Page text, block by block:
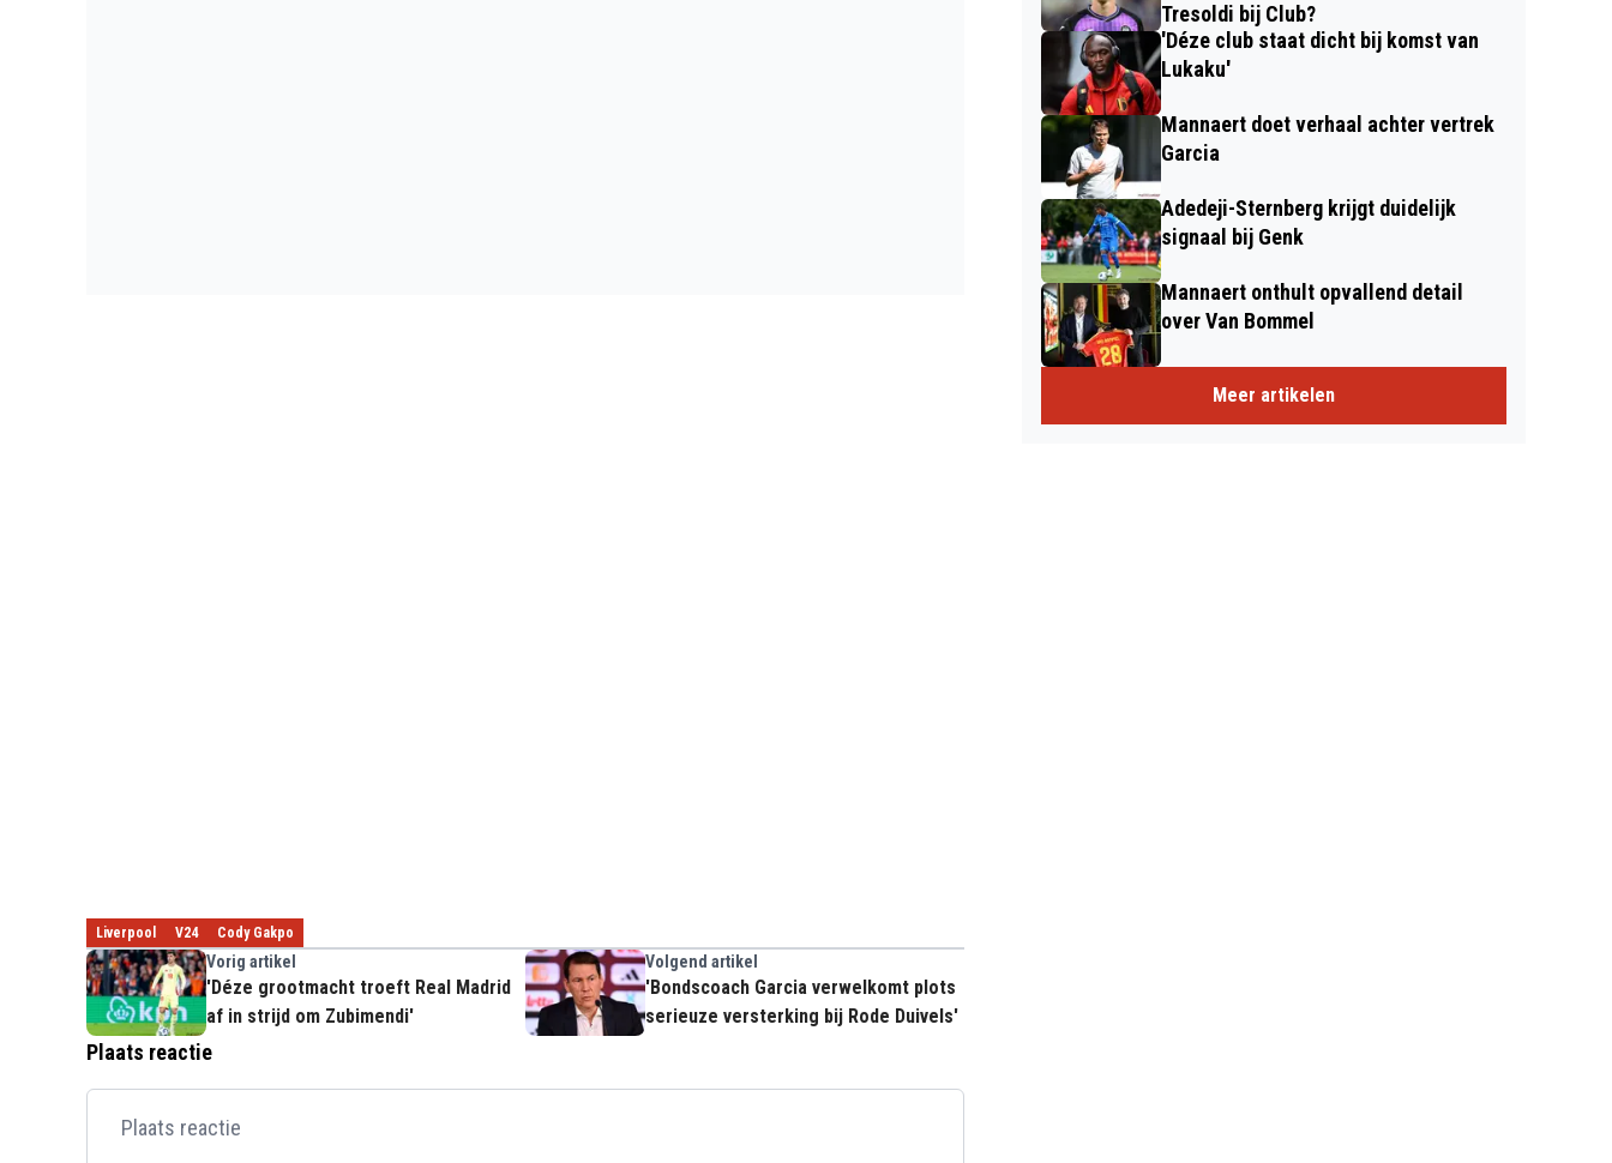
Liverpool V24 Cody Gakpo
Vorig artikel
'Déze grootmacht troeft Real Madrid
af in strijd om Zubimendi'
Volgend artikel
'Bondscoach Garcia verwelkomt plots
serieuze versterking bij Rode Duivels'
Plaats reactie
Tresoldi bij Club?
'Déze club staat dicht bij komst van
Lukaku'
Mannaert doet verhaal achter vertrek
Garcia
Adedeji-Sternberg krijgt duidelijk
signaal bij Genk
Mannaert onthult opvallend detail
over Van Bommel
Meer artikelen